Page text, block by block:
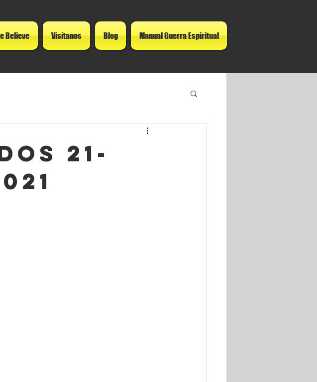
Believe Visítanos Blog Manual Guerra Espiritual
21-